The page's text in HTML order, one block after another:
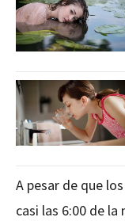
A pesar de que
casi las 6:00 de